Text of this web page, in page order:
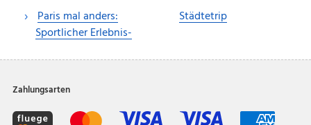
Paris mal anders:
Sportlicher Erlebnis-
Städtetrip